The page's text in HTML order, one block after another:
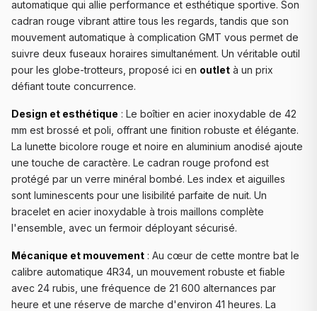
automatique qui allie performance et esthétique sportive. Son
cadran rouge vibrant attire tous les regards, tandis que son
mouvement automatique à complication GMT vous permet de
suivre deux fuseaux horaires simultanément. Un véritable outil
pour les globe-trotteurs, proposé ici en outlet à un prix
défiant toute concurrence.
Design et esthétique : Le boîtier en acier inoxydable de 42
mm est brossé et poli, offrant une finition robuste et élégante.
La lunette bicolore rouge et noire en aluminium anodisé ajoute
une touche de caractère. Le cadran rouge profond est
protégé par un verre minéral bombé. Les index et aiguilles
sont luminescents pour une lisibilité parfaite de nuit. Un
bracelet en acier inoxydable à trois maillons complète
l'ensemble, avec un fermoir déployant sécurisé.
Mécanique et mouvement : Au cœur de cette montre bat le
calibre automatique 4R34, un mouvement robuste et fiable
avec 24 rubis, une fréquence de 21 600 alternances par
heure et une réserve de marche d'environ 41 heures. La